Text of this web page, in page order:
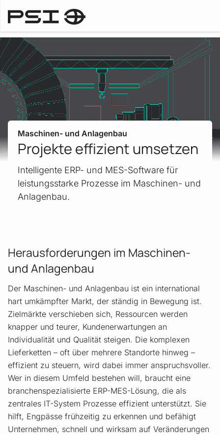
Maschinen- und Anlagenbau
Projekte effizient umsetzen
Intelligente ERP- und MES-Software für
leistungsstarke Prozesse im Maschinen- und
Anlagenbau.
Herausforderungen im Maschinen-
und Anlagenbau
Der Maschinen- und Anlagenbau ist ein international
hart umkämpfter Markt, der ständig in Bewegung ist.
Zielmärkte verschieben sich, Ressourcen werden
knapper und teurer, Kundenerwartungen an
Individualität und Qualität steigen. Die komplexen
Lieferketten – oft über mehrere Standorte hinweg –
effizient zu steuern, wird dabei immer anspruchsvoller.
Wer in diesem Umfeld bestehen will, braucht eine
branchenspezialisierte ERP-MES-Lösung, die als
zentrales IT-System Prozesse effizient unterstützt. Sie
hilft, Engpässe frühzeitig zu erkennen und befähigt
Unternehmen, schnell und wirksam auf Veränderungen